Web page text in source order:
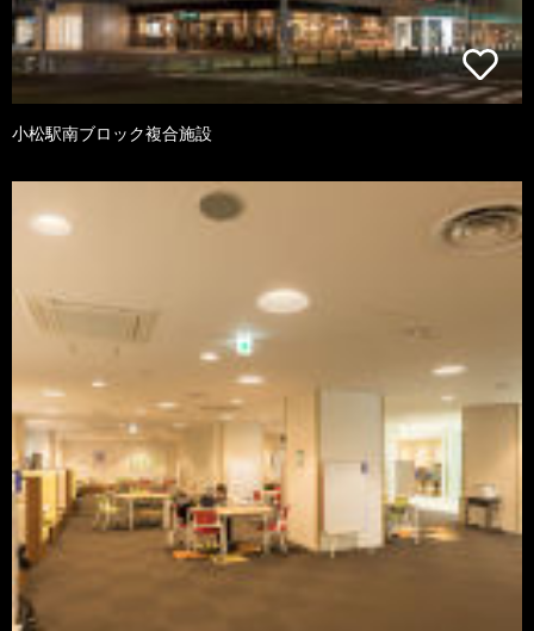
小松駅南ブロック複合施設